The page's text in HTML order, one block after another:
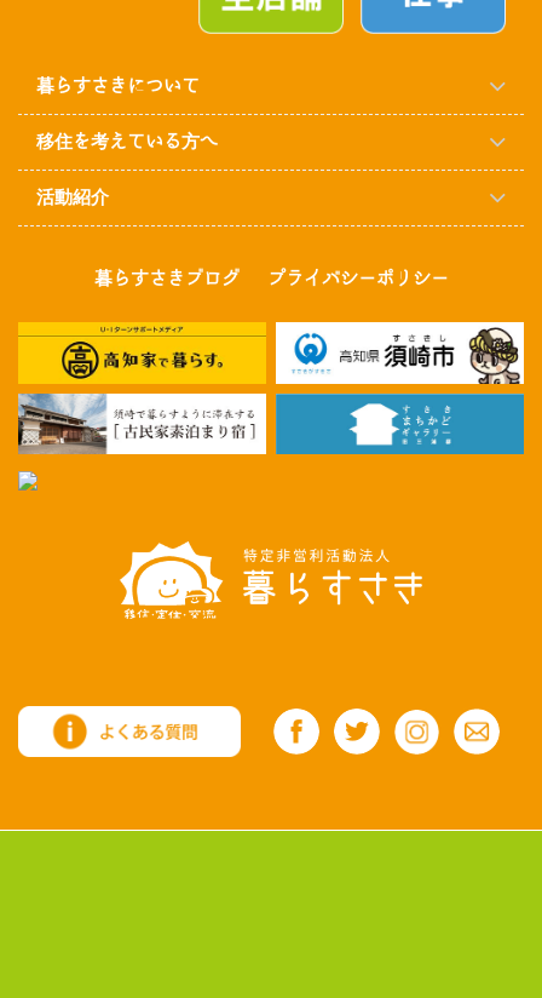
暮らすさきについて
移住を考えている方へ
活動紹介
暮らすさきブログ プライバシーポリシー